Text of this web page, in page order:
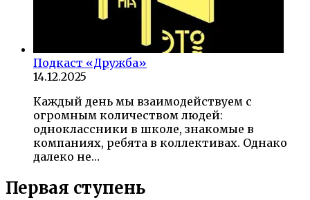
Подкаст «Дружба»
14.12.2025
Каждый день мы взаимодействуем с
огромным количеством людей:
одноклассники в школе, знакомые в
компаниях, ребята в коллективах. Однако
далеко не…
Первая ступень